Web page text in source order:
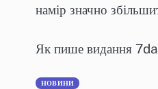
намір значно
Як пише видання
НОВИНИ